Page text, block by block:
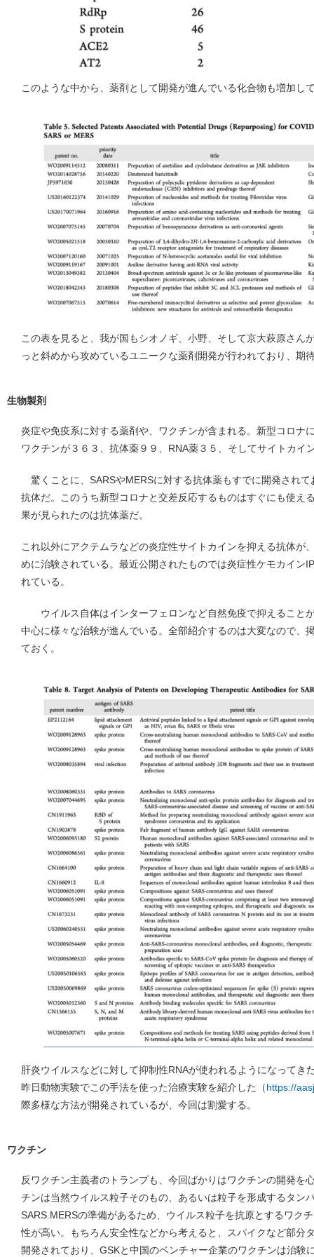
このような中から、薬剤として開発が進んでいる化合物も増加し
この表を見ると、我が国もシオノギ、小野、そして京大萩原さん
っと斜めから攻めているユニークな薬剤開発が行われており、期
生物製剤
炎症や免疫系に対する薬剤や、ワクチンが含まれる。新型コロナ
ワクチンが３６３、抗体薬９９、RNA薬３５、そしてサイトカイ
驚くことに、SARSやMERSに対する抗体薬もすでに開発され
抗体だ。このうち新型コロナと交差反応するものはすぐにも使え
果が見られたのは抗体薬だ。
これ以外にアクテムラなどの炎症性サイトカインを抑える抗体が
めに治験されている。最近公開されたものでは炎症性ケモカイン
れている。
ウイルス自体はインターフェロンなど自然免疫で抑えること
中心に様々な治験が進んでいる。全部紹介するのは大変なので、
ておく。
肝炎ウイルスなどに対して抑制性RNAが使われるようになってき
昨日動物実験でこの手法を使った治療実験を紹介した（https://
際多様な方法が開発されているが、今回は割愛する。
ワクチン
反ワクチン主義者のトランプも、今回ばかりはワクチンの開発を
チンは当然ウイルス粒子そのもの、あるいは粒子を形成するタン
SARS.MERSの準備があるため、ウイルス粒子を抗原とするワク
性が高い。もちろん安全性などから考えると、スパイクなど部分
開発されており、GSKと中国のベンチャー企業のワクチンは治験